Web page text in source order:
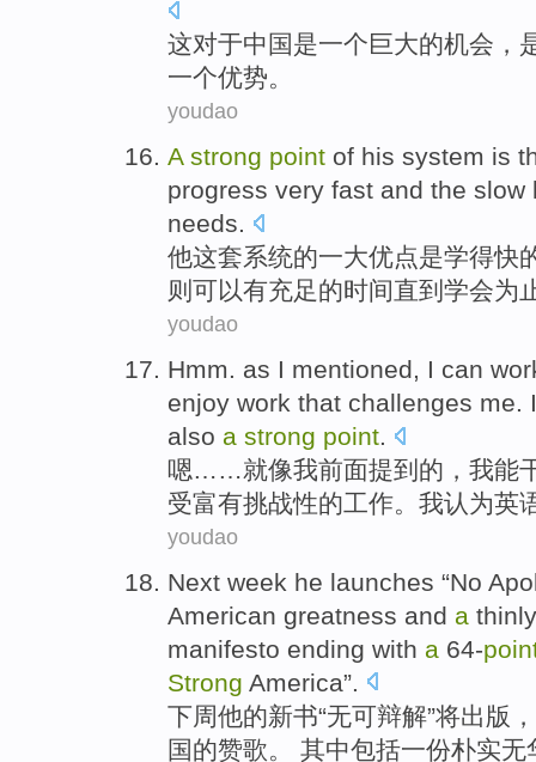
这对于中国是一个巨大的机会 ，
一个优势。
youdao
A strong point of his system is
progress very fast and the slow
needs.
他这套系统的一大优点是学得快
则 可以有充足的时间直到学会为
youdao
Hmm. as I mentioned, I can
enjoy work that challenges me. I
also a strong point.
嗯……就像我前面提到 的，我能
受富有挑战性的工作。我认为英
youdao
Next week he launches “No
American greatness and a
manifesto ending with a 64-
Strong America”.
下周他的新书“无可辩解”将出版
国的赞歌 。 其中包括一份朴实无